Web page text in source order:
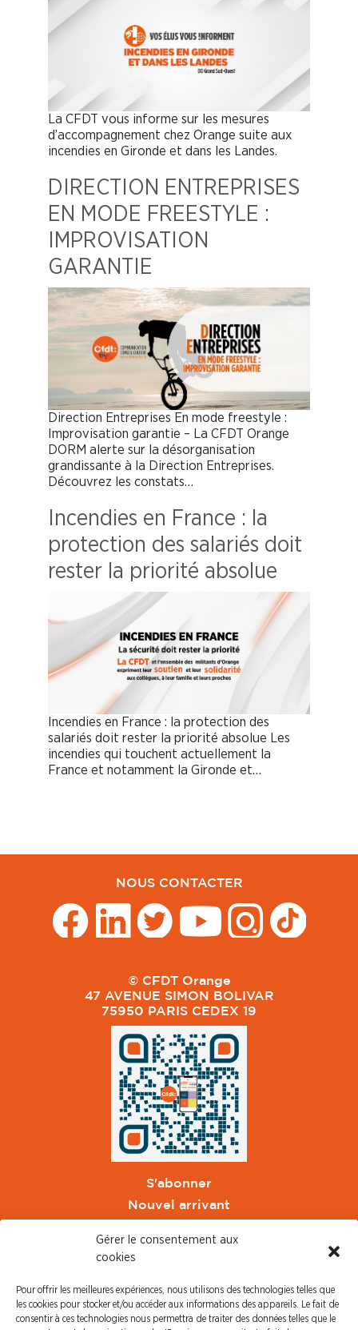
Gérer le consentement aux
cookies
Pour offrir les meilleures expériences, nous utilisons des technologies telles que
les cookies pour stocker et/ou accéder aux informations des appareils. Le fait de
consentir à ces technologies nous permettra de traiter des données telles que le
La CFDT vous informe sur les mesures
d’accompagnement chez Orange suite aux
incendies en Gironde et dans les Landes.
DIRECTION ENTREPRISES
EN MODE FREESTYLE :
IMPROVISATION
GARANTIE
Direction Entreprises En mode freestyle :
Improvisation garantie – La CFDT Orange
DORM alerte sur la désorganisation
grandissante à la Direction Entreprises.
Découvrez les constats…
Incendies en France : la
protection des salariés doit
rester la priorité absolue
Incendies en France : la protection des
salariés doit rester la priorité absolue Les
incendies qui touchent actuellement la
France et notamment la Gironde et…
NOUS CONTACTER
© CFDT Orange
47 AVENUE SIMON BOLIVAR
75950 PARIS CEDEX 19
S'abonner
Nouvel arrivant
CFDT Cadres
CFDT Retraités